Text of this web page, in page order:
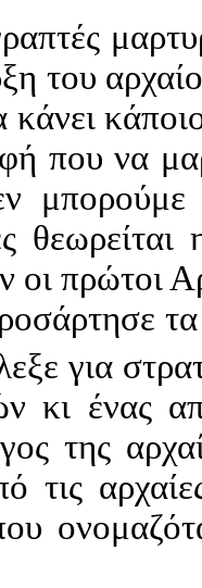
του
που να
θεωρείται
πρώτοι
για
κι ένας
της
τις